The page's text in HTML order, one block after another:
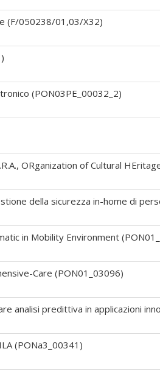
(F/050238/01,03/X32)
(PON03PE_00032_2)
ORganization of Cultural
della sicurezza in-home di
in Mobility Environment
Care (PON01_03096)
analisi predittiva in applicazioni
(PONa3_00341)